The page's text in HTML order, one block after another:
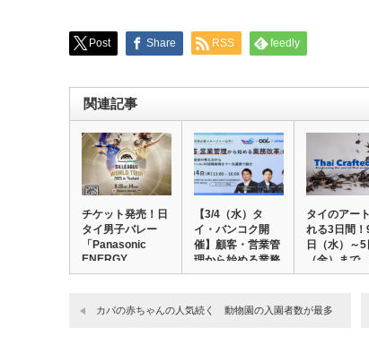
Post Share RSS feedly
関連記事
チケット発売！日
タイ男子バレー
「Panasonic
ENERGY…
【3/4（水）タ
イ・バンコク開
催】顧客・営業管
理から始める業務
改…
タイのアー
れる3日間！
日（水）～5
（金）まで
急…
カバの赤ちゃんの人気続く 動物園の入園者数が最多